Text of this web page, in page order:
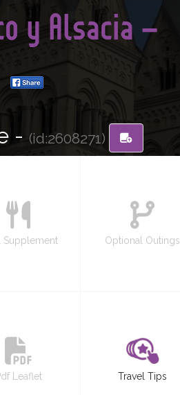
y Alsacia –
- (id:2608271)
Supplement Optional Outings
Leaflet Travel Tips